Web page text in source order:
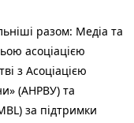
разом: Медіа та
асоціацією
з Асоціацією
(АНРВУ) та
за підтримки